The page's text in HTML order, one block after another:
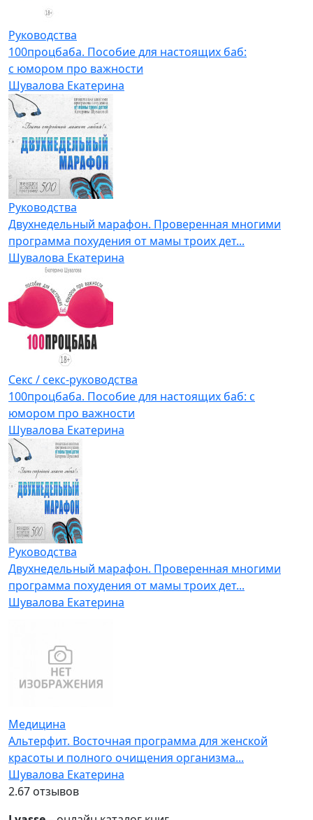
Руководства
100процбаба. Пособие для настоящих баб:
с юмором про важности
Шувалова Екатерина
Руководства
Двухнедельный марафон. Проверенная многими
программа похудения от мамы троих дет...
Шувалова Екатерина
Секс / секс-руководства
100процбаба. Пособие для настоящих баб: с
юмором про важности
Шувалова Екатерина
Руководства
Двухнедельный марафон. Проверенная многими
программа похудения от мамы троих дет...
Шувалова Екатерина
Медицина
Альтерфит. Восточная программа для женской
красоты и полного очищения организма...
Шувалова Екатерина
2.67 отзывов